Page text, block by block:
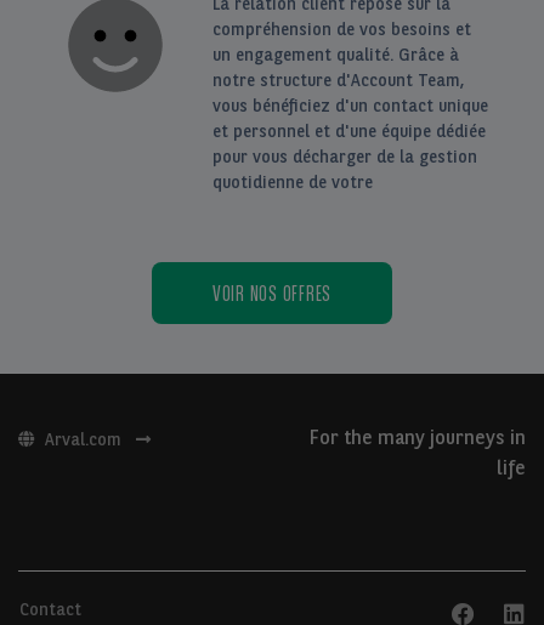
compréhension de vos besoins et
un engagement qualité. Grâce à
notre structure d'Account Team,
vous bénéficiez d'un contact unique
et personnel et d'une équipe dédiée
pour vous décharger de la gestion
quotidienne de votre
VOIR NOS OFFRES
Arval.com
For the many journeys in
life
Contact